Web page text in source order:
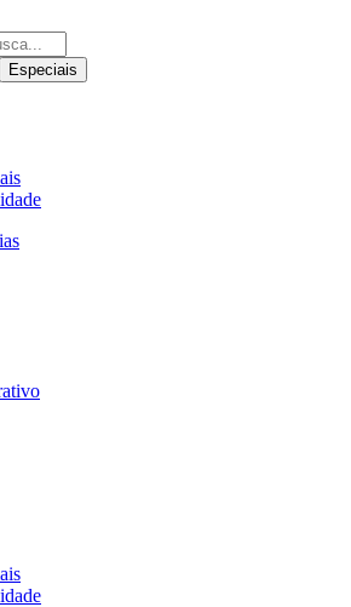
Especiais